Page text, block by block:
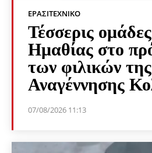
ΕΡΑΣΙΤΕΧΝΙΚΟ
Τέσσερις
Ημαθίας στο
των φιλικών της
Αναγέννησης
07/08/2026 11:13